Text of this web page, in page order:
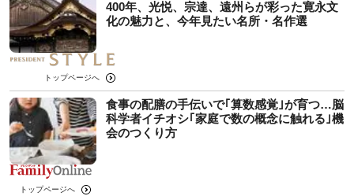
400年、光悦、宗達、遠州らが彩った寛永文
化の魅力と、今年見たい名所・名作選
トップページへ
食事の配膳の手伝いで｢算数感覚｣が育つ…脳
科学者イチオシ｢家庭で数の概念に触れる｣機
会のつくり方
トップページへ